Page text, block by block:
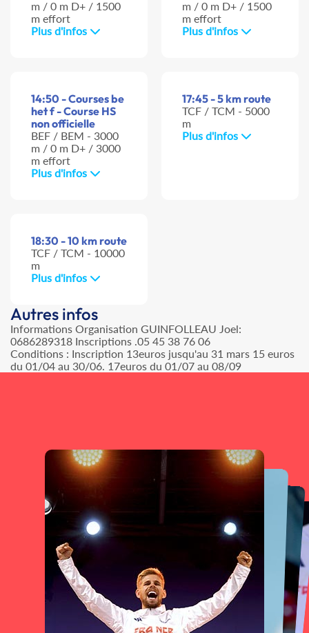
m / 0 m D+ / 1500
m effort
Plus d'infos
m / 0 m D+ / 1500
m effort
Plus d'infos
14:50 - Courses be
het f - Course HS
non officielle
BEF / BEM - 3000
m / 0 m D+ / 3000
m effort
Plus d'infos
17:45 - 5 km route
TCF / TCM - 5000
m
Plus d'infos
18:30 - 10 km route
TCF / TCM - 10000
m
Plus d'infos
Autres infos
Informations Organisation GUINFOLLEAU Joel:
0686289318 Inscriptions .05 45 38 76 06
Conditions : Inscription 13euros jusqu'au 31 mars 15 euros
du 01/04 au 30/06. 17euros du 01/07 au 08/09